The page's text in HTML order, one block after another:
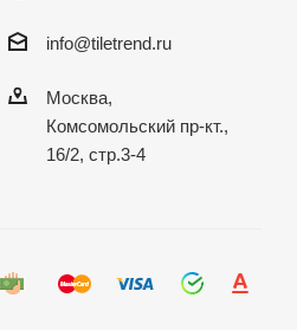
info@tiletrend.ru
Москва,
Комсомольский пр-кт.,
16/2, стр.3-4